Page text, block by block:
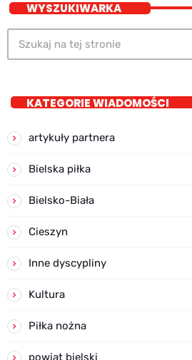
WYSZUKIWARKA
KATEGORIE WIADOMOŚCI
artykuły partnera
Bielska piłka
Bielsko-Biała
Cieszyn
Inne dyscypliny
Kultura
Piłka nożna
powiat bielski